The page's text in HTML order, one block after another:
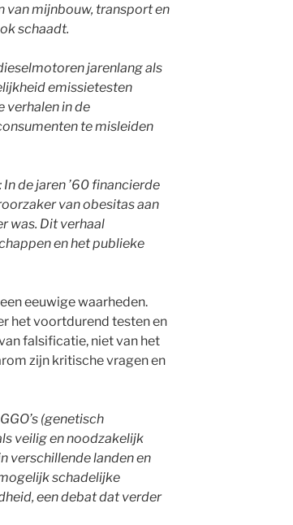
van mijnbouw, transport en
schaadt.
jarenlang als
emissietesten
verhalen in de
te misleiden
de jaren ’60 financierde
van obesitas aan
was. Dit verhaal
en het publieke
eeuwige waarheden.
het voortdurend testen en
falsificatie, niet van het
zijn kritische vragen en
(genetisch
veilig en noodzakelijk
verschillende landen en
schadelijke
een debat dat verder